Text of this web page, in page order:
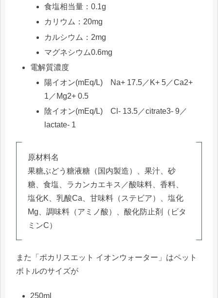
食塩相当量：0.1g
カリウム：20mg
カルシウム：2mg
マグネシウム0.6mg
電解質濃度
陽イオン(mEq/L) Na+ 17.5／K+ 5／Ca2+
1／Mg2+ 0.5
陰イオン(mEq/L) Cl‐ 13.5／citrate3- 9／
lactate- 1
原材料名
果糖ぶどう糖液糖（国内製造）、果汁、砂
糖、食塩、ラカンカエキス／酸味料、香料、
塩化K、乳酸Ca、甘味料（ステビア）、塩化
Mg、調味料（アミノ酸）、酸化防止剤（ビタ
ミンC）
また「ポカリスエット イオンウォーター」はペット
ボトルのサイズが
250ml